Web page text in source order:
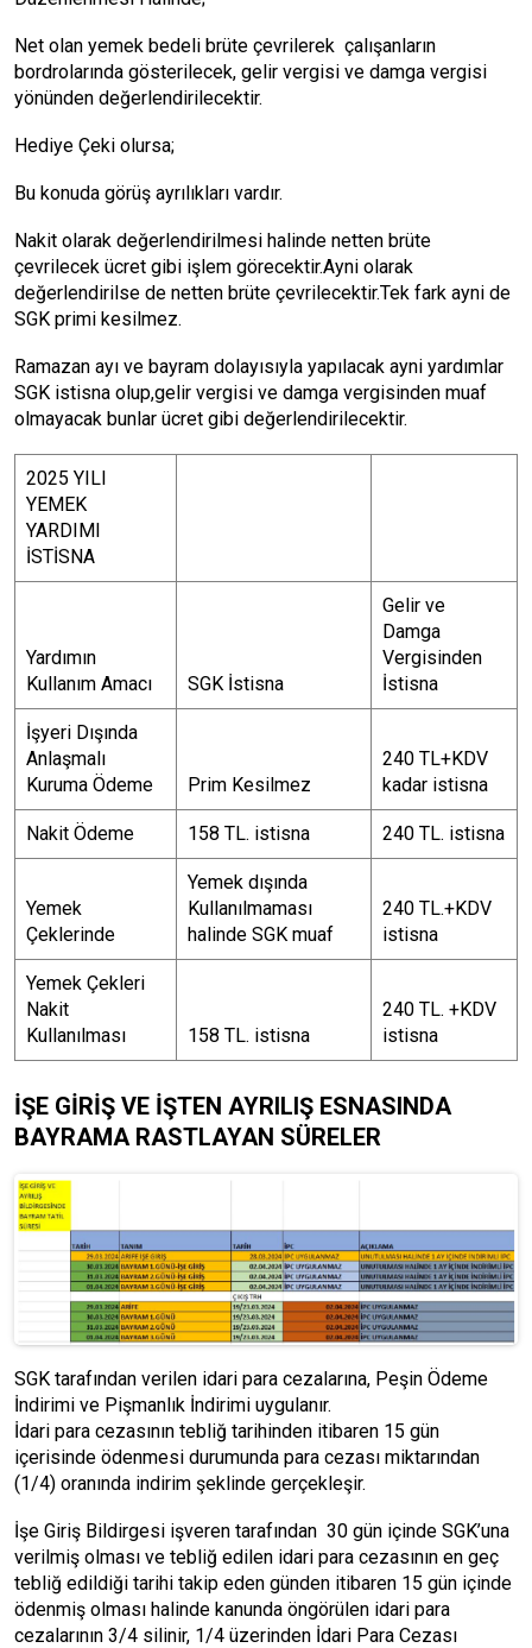
Net olan yemek bedeli brüte çevrilerek çalışanların
bordrolarında gösterilecek, gelir vergisi ve damga vergisi
yönünden değerlendirilecektir.
Hediye Çeki olursa;
Bu konuda görüş ayrılıkları vardır.
Nakit olarak değerlendirilmesi halinde netten brüte
çevrilecek ücret gibi işlem görecektir.Ayni olarak
değerlendirilse de netten brüte çevrilecektir.Tek fark ayni de
SGK primi kesilmez.
Ramazan ayı ve bayram dolayısıyla yapılacak ayni yardımlar
SGK istisna olup,gelir vergisi ve damga vergisinden muaf
olmayacak bunlar ücret gibi değerlendirilecektir.
2025 YILI
YEMEK
YARDIMI
İSTİSNA
Yardımın
Kullanım Amacı
SGK İstisna
Gelir ve
Damga
Vergisinden
İstisna
İşyeri Dışında
Anlaşmalı
Kuruma Ödeme
Prim Kesilmez
240 TL+KDV
kadar istisna
Nakit Ödeme 158 TL. istisna 240 TL. istisna
Yemek
Çeklerinde
Yemek dışında
Kullanılmaması
halinde SGK muaf
240 TL.+KDV
istisna
Yemek Çekleri
Nakit
Kullanılması
158 TL. istisna
240 TL. +KDV
istisna
İŞE GİRİŞ VE İŞTEN AYRILIŞ ESNASINDA
BAYRAMA RASTLAYAN SÜRELER
SGK tarafından verilen idari para cezalarına, Peşin Ödeme
İndirimi ve Pişmanlık İndirimi uygulanır.
İdari para cezasının tebliğ tarihinden itibaren 15 gün
içerisinde ödenmesi durumunda para cezası miktarından
(1/4) oranında indirim şeklinde gerçekleşir.
İşe Giriş Bildirgesi işveren tarafından 30 gün içinde SGK’una
verilmiş olması ve tebliğ edilen idari para cezasının en geç
tebliğ edildiği tarihi takip eden günden itibaren 15 gün içinde
ödenmiş olması halinde kanunda öngörülen idari para
cezalarının 3/4 silinir, 1/4 üzerinden İdari Para Cezası